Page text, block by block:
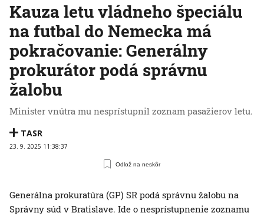
Kauza letu vládneho špeciálu
na futbal do Nemecka má
pokračovanie: Generálny
prokurátor podá správnu
žalobu
Minister vnútra mu nesprístupnil zoznam pasažierov letu.
TASR
23. 9. 2025 11:38:37
Odlož na neskôr
Generálna prokuratúra (GP) SR podá správnu žalobu na
Správny súd v Bratislave. Ide o nesprístupnenie zoznamu